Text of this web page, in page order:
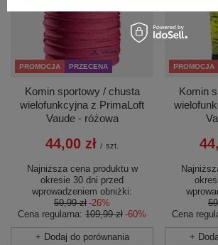
PROMOCJA PRZECENA
Komin sportowy / chusta
wielofunkcyjna z PrimaLoft
Vaude - różowa
44,00 zł / szt.
Najniższa cena produktu w
okresie 30 dni przed
wprowadzeniem obniżki:
59,99 zł -26%
Cena regularna: 109,99 zł -60%
+ Dodaj do porównania
PROMOCJA
Komin
Cena
+